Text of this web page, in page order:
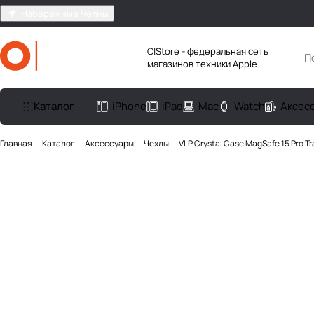
O|Store - федеральная сеть
магазинов техники Apple
Каталог iPhone iPad Mac Watch
Главная Каталог Аксесcуары Чехлы VLP Crystal Case MagSafe 15 Pro